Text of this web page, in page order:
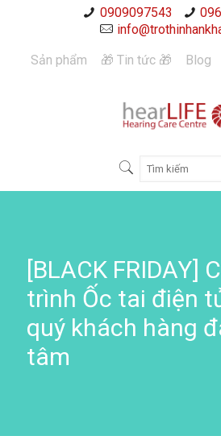
0909097543
Sản phẩm
🎁 Tin tức 🎁 Blog
[BLACK FRIDAY]
trình Ốc tai điện
quý khách hàng
tâm